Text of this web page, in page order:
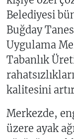
Belediyesi
Buğday
Uygulama
Tabanlık
kalitesini
Merkezde,
üzere ayak